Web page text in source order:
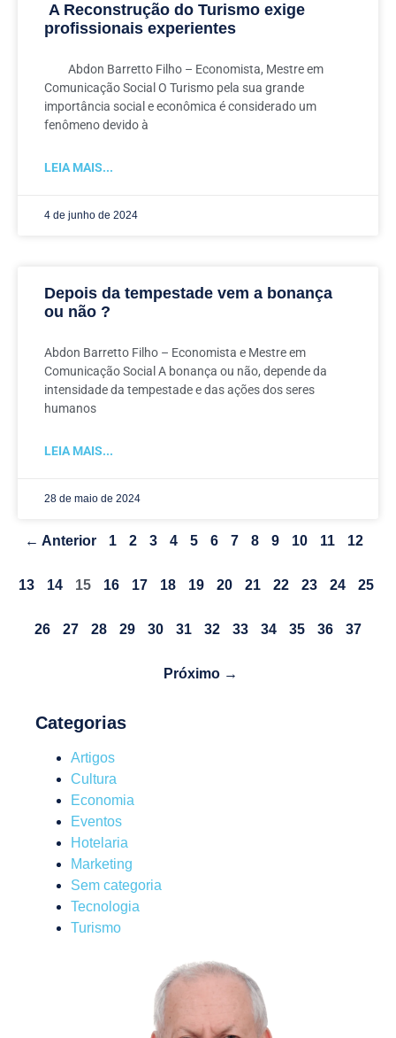
A Reconstrução do Turismo exige
profissionais experientes
Abdon Barretto Filho – Economista, Mestre em
Comunicação Social O Turismo pela sua grande
importância social e econômica é considerado um
fenômeno devido à
LEIA MAIS...
4 de junho de 2024
Depois da tempestade vem a bonança
ou não ?
Abdon Barretto Filho – Economista e Mestre em
Comunicação Social A bonança ou não, depende da
intensidade da tempestade e das ações dos seres
humanos
LEIA MAIS...
28 de maio de 2024
← Anterior 1 2 3 4 5 6 7 8 9 10 11 12
13 14 15 16 17 18 19 20 21 22 23 24 25
26 27 28 29 30 31 32 33 34 35 36 37
Próximo →
Categorias
Artigos
Cultura
Economia
Eventos
Hotelaria
Marketing
Sem categoria
Tecnologia
Turismo